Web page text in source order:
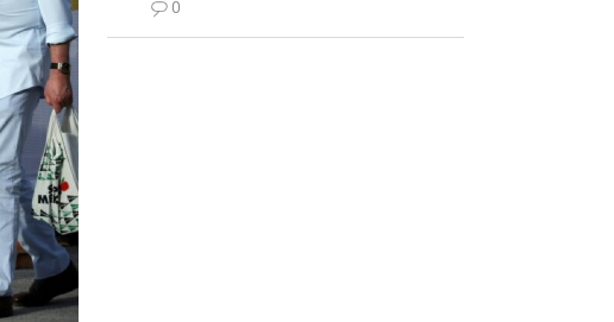
0